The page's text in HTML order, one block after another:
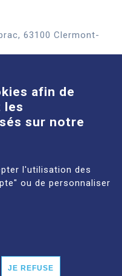
63100 Clermont-
Cébazat
afin de
les
sur notre
l'utilisation des
ou de personnaliser
JE REFUSE